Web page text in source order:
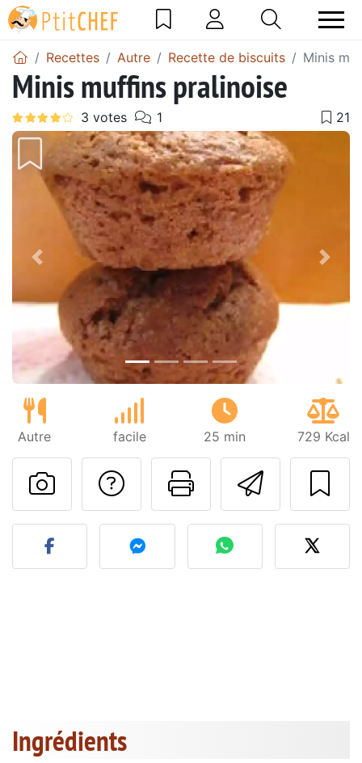
Recettes Autre Recette de biscuits Minis
Minis muffins pralinoise
Précédent
Autre facile 25 min 729 Kcal
Imprimer
Poser une
Publier votre photo de
Ingrédients